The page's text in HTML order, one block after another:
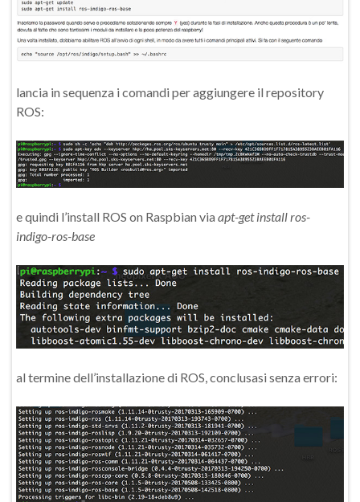
lancia in sequenza i comandi per aggiungere il repository
ROS:
e quindi l’install ROS on Raspbian via apt-get install ros-
indigo-ros-base
al termine dell’installazione di ROS, conclusasi senza errori: